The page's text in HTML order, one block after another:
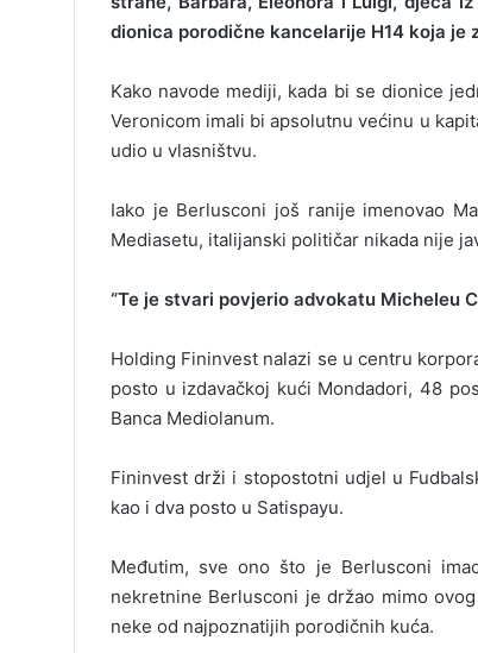
dionica porodične kancelarije H14 koja je
Kako navode mediji, kada bi se dionice
Veronicom imali bi apsolutnu većinu u
udio u vlasništvu.
Iako je Berlusconi još ranije imenovao
Mediasetu, italijanski političar nikada nije
“Te je stvari povjerio advokatu Micheleu
Holding Fininvest nalazi se u centru
posto u izdavačkoj kući Mondadori, 48
Banca Mediolanum.
Fininvest drži i stopostotni udjel u
kao i dva posto u Satispayu.
Međutim, sve ono što je Berlusconi
nekretnine Berlusconi je držao mimo
neke od najpoznatijih porodičnih kuća.